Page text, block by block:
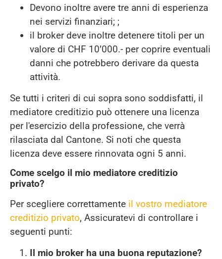
Devono inoltre avere tre anni di esperienza
nei servizi finanziari; ;
il broker deve inoltre detenere titoli per un
valore di CHF 10’000.- per coprire eventuali
danni che potrebbero derivare da questa
attività.
Se tutti i criteri di cui sopra sono soddisfatti, il
mediatore creditizio può ottenere una licenza
per l'esercizio della professione, che verrà
rilasciata dal Cantone. Si noti che questa
licenza deve essere rinnovata ogni 5 anni.
Come scelgo il mio mediatore creditizio
privato?
Per scegliere correttamente il vostro mediatore
creditizio privato, Assicuratevi di controllare i
seguenti punti:
Il mio broker ha una buona reputazione?